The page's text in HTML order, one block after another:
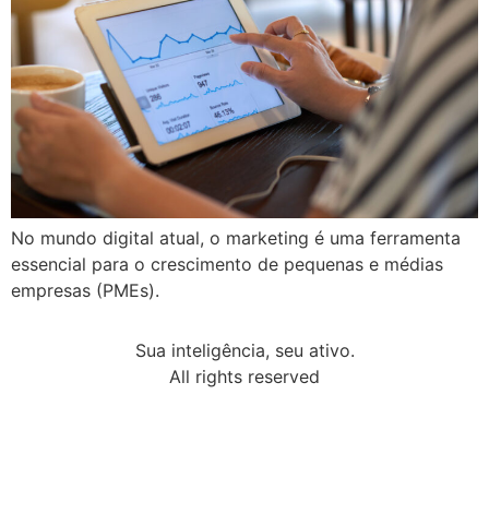
No mundo digital atual, o marketing é uma ferramenta
essencial para o crescimento de pequenas e médias
empresas (PMEs).
Sua inteligência, seu ativo.
All rights reserved